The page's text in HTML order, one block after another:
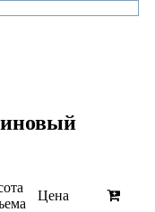
Цена